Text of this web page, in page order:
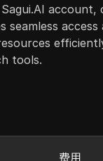
seamless
tools.
费用